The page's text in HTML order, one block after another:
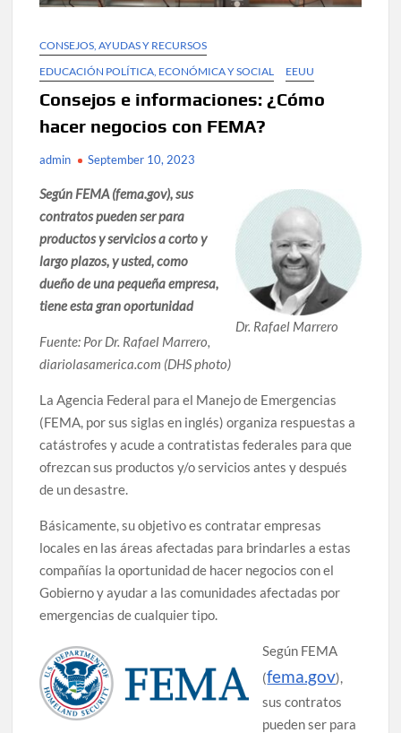
CONSEJOS, AYUDAS Y RECURSOS
EDUCACIÓN POLÍTICA, ECONÓMICA Y SOCIAL
EEUU
Consejos e informaciones: ¿Cómo
hacer negocios con FEMA?
admin September 10, 2023
Dr. Rafael Marrero
Según FEMA (fema.gov), sus
contratos pueden ser para
productos y servicios a corto y
largo plazos, y usted, como
dueño de una pequeña empresa,
tiene esta gran oportunidad
Fuente: Por Dr. Rafael Marrero,
diariolasamerica.com (DHS photo)
La Agencia Federal para el Manejo de Emergencias
(FEMA, por sus siglas en inglés) organiza respuestas a
catástrofes y acude a contratistas federales para que
ofrezcan sus productos y/o servicios antes y después
de un desastre.
Básicamente, su objetivo es contratar empresas
locales en las áreas afectadas para brindarles a estas
compañías la oportunidad de hacer negocios con el
Gobierno y ayudar a las comunidades afectadas por
emergencias de cualquier tipo.
Según FEMA
(fema.gov),
sus contratos
pueden ser para